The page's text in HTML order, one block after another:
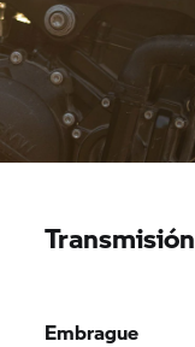
Transmisión
Embrague